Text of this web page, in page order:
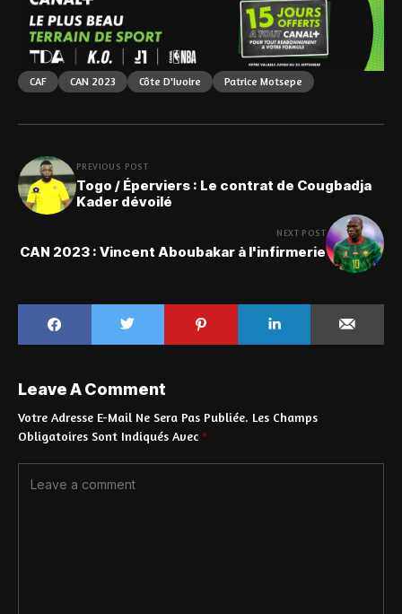
CAF CAN 2023 Côte D'Ivoire Patrice Motsepe
PREVIOUS POST
Togo / Éperviers : Le contrat de Cougbadja
Kader dévoilé
NEXT POST
CAN 2023 : Vincent Aboubakar à l'infirmerie
Leave A Comment
Votre Adresse E-Mail Ne Sera Pas Publiée. Les Champs
Obligatoires Sont Indiqués Avec *